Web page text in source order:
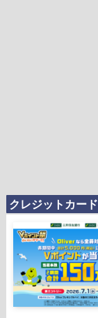
クレジットカー